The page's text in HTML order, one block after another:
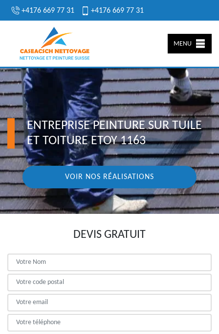
+4176 669 77 31 +4176 669 77 31
MENU
ENTREPRISE PEINTURE SUR TUILE
ET TOITURE ETOY 1163
VOIR NOS RÉALISATIONS
DEVIS GRATUIT